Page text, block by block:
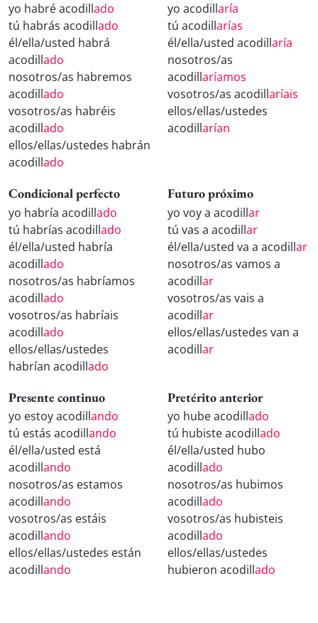
yo habré acodillado
tú habrás acodillado
él/ella/usted habrá
acodillado
nosotros/as habremos
acodillado
vosotros/as habréis
acodillado
ellos/ellas/ustedes habrán
acodillado
yo acodillaría
tú acodillarías
él/ella/usted acodillaría
nosotros/as
acodillaríamos
vosotros/as acodillaríais
ellos/ellas/ustedes
acodillarían
Condicional perfecto
yo habría acodillado
tú habrías acodillado
él/ella/usted habría
acodillado
nosotros/as habríamos
acodillado
vosotros/as habríais
acodillado
ellos/ellas/ustedes
habrían acodillado
Futuro próximo
yo voy a acodillar
tú vas a acodillar
él/ella/usted va a acodillar
nosotros/as vamos a
acodillar
vosotros/as vais a
acodillar
ellos/ellas/ustedes van a
acodillar
Presente continuo
yo estoy acodillando
tú estás acodillando
él/ella/usted está
acodillando
nosotros/as estamos
acodillando
vosotros/as estáis
acodillando
ellos/ellas/ustedes están
acodillando
Pretérito anterior
yo hube acodillado
tú hubiste acodillado
él/ella/usted hubo
acodillado
nosotros/as hubimos
acodillado
vosotros/as hubisteis
acodillado
ellos/ellas/ustedes
hubieron acodillado